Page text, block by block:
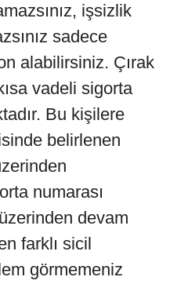
işsizlik
sadece
alabilirsiniz. Çırak
vadeli sigorta
Bu kişilere
belirlenen
numarası
devam
farklı sicil
görmemeniz